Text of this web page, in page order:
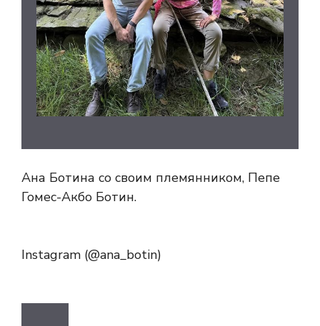
Ана Ботина со своим племянником, Пепе
Гомес-Акбо Ботин.
Instagram (@ana_botin)